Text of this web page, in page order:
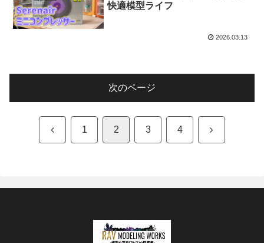
快適模型ライフ
2026.03.13
次のページ
前 1 2 3 4 次